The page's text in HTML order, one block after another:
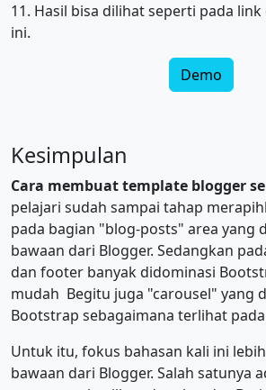
11. Hasil bisa dilihat seperti pada
ini.
Demo
Kesimpulan
Cara membuat template blogger
pelajari sudah sampai tahap
pada bagian "blog-posts" area yang
bawaan dari Blogger. Sedangkan
dan footer banyak didominasi
mudah Begitu juga "carousel" yang
Bootstrap sebagaimana terlihat
Untuk itu, fokus bahasan kali ini
bawaan dari Blogger. Salah satunya